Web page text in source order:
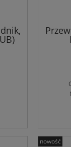
nowość